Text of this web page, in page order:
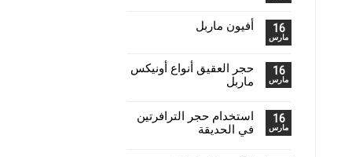
16
مارس
أفيون ماربل
16
مارس
حجر العقيق أنواع أونيكس
ماربل
16
مارس
استخدام حجر الترافرتين
في الحديقة